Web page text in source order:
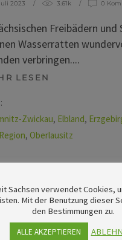
2023 3.61k 0
Freibädern und
Wasserratten
verbringen.
LESEN
Zwickau, Elbland,
, Oberlausitz
Sachsen verwendet Cookies,
Mit der Benutzung dieser
den Bestimmungen zu.
ALLE AKZEPTIEREN